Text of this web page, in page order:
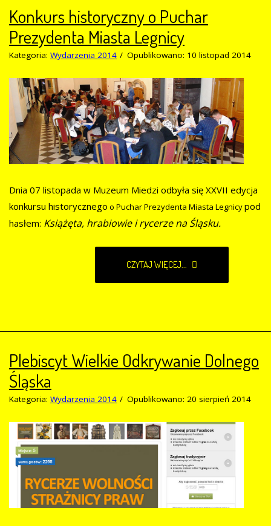
Konkurs historyczny o Puchar
Prezydenta Miasta Legnicy
Kategoria: Wydarzenia 2014 Opublikowano: 10 listopad 2014
Dnia 07 listopada w Muzeum Miedzi odbyła się XXVII edycja
konkursu historycznego o Puchar Prezydenta Miasta Legnicypod
hasłem: Książęta, hrabiowie i rycerze na Śląsku.
CZYTAJ WIĘCEJ...
Plebiscyt Wielkie Odkrywanie Dolnego
Śląska
Kategoria: Wydarzenia 2014 Opublikowano: 20 sierpień 2014